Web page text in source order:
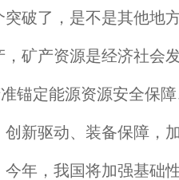
破了，是不是其他地
产资源是经济社会
锚定能源资源安全保
新驱动、装备保障
年，我国将加强基础